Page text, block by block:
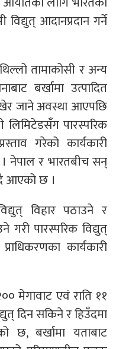
आदानप्रदान गर्ने
तामाकोसी र अन्य
बर्खामा उत्पादित
जाने अवस्था आएपछि
लिमिटेडसँग पारस्परिक
गरेको कार्यकारी
नेपाल र भारतबीच सन्
आएको छ ।
विहार पठाउने र
गरी पारस्परिक विद्युत्
कार्यकारी
मेगावाट एवं राति ११
दिन सकिने र हिउँदमा
छ, बर्खामा यताबाट